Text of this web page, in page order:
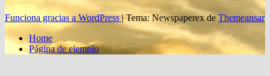
Funciona gracias a WordPress|Tema: Newspaperex de Themeansar
Home
Página de ejemplo